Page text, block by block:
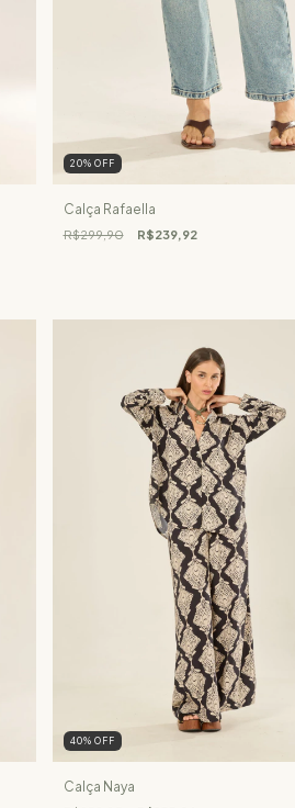
20% OFF
Calça Rafaella
R$299,90 R$239,92
40% OFF
Calça Naya